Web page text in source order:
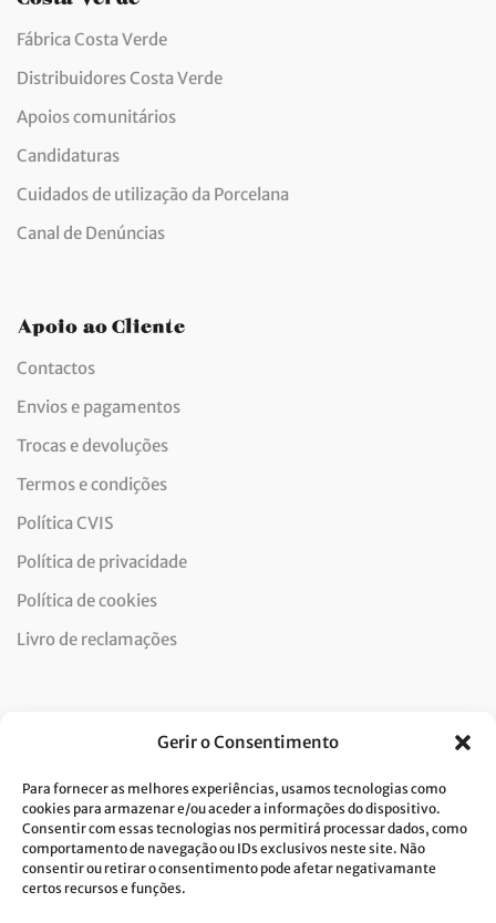
Gerir o Consentimento
Para fornecer as melhores experiências, usamos tecnologias como
cookies para armazenar e/ou aceder a informações do dispositivo.
Consentir com essas tecnologias nos permitirá processar dados, como
comportamento de navegação ou IDs exclusivos neste site. Não
consentir ou retirar o consentimento pode afetar negativamante
certos recursos e funções.
Fábrica Costa Verde
Distribuidores Costa Verde
Apoios comunitários
Candidaturas
Cuidados de utilização da Porcelana
Canal de Denúncias
Apoio ao Cliente
Contactos
Envios e pagamentos
Trocas e devoluções
Termos e condições
Política CVIS
Política de privacidade
Política de cookies
Livro de reclamações
Dou consentimento ao tratamento de dados e aceito a
política de privacidade.*
A Costa Verde está comprometida com a implementação do RGPD. Para